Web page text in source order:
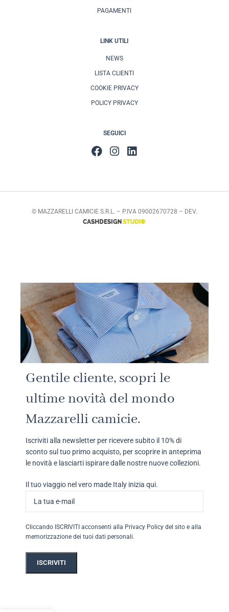
PAGAMENTI
LINK UTILI
NEWS
LISTA CLIENTI
COOKIE PRIVACY
POLICY PRIVACY
SEGUICI
© MAZZARELLI CAMICIE S.R.L. – P.IVA 09002670728 – DEV.
Gentile cliente, scopri le
ultime novità del mondo
Mazzarelli camicie.
Iscriviti alla newsletter per ricevere subito il 10% di
sconto sul tuo primo acquisto, per scoprire in anteprima
le novità e lasciarti ispirare dalle nostre nuove collezioni.
Il tuo viaggio nel vero made Italy inizia qui.
Cliccando ISCRIVITI acconsenti alla Privacy Policy del sito e alla
memorizzazione dei tuoi dati personali.